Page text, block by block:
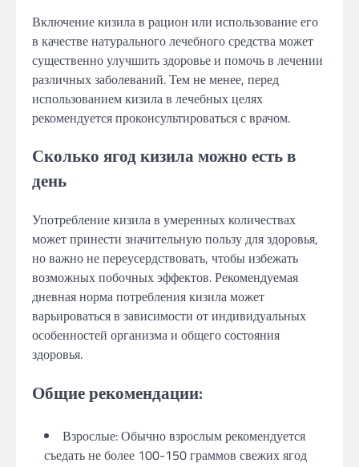
Включение кизила в рацион или использование его
в качестве натурального лечебного средства может
существенно улучшить здоровье и помочь в лечении
различных заболеваний. Тем не менее, перед
использованием кизила в лечебных целях
рекомендуется проконсультироваться с врачом.
Сколько ягод кизила можно есть в
день
Употребление кизила в умеренных количествах
может принести значительную пользу для здоровья,
но важно не переусердствовать, чтобы избежать
возможных побочных эффектов. Рекомендуемая
дневная норма потребления кизила может
варьироваться в зависимости от индивидуальных
особенностей организма и общего состояния
здоровья.
Общие рекомендации:
Взрослые: Обычно взрослым рекомендуется
съедать не более 100-150 граммов свежих ягод